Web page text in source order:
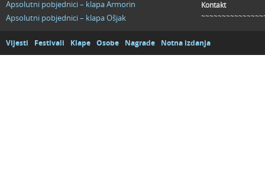
Apsolutni pobjednici – klapa Armorin
Apsolutni pobjednici – klapa Ošjak
Kontakt
Vijesti Festivali Klape Osobe Nagrade Notna izdanja